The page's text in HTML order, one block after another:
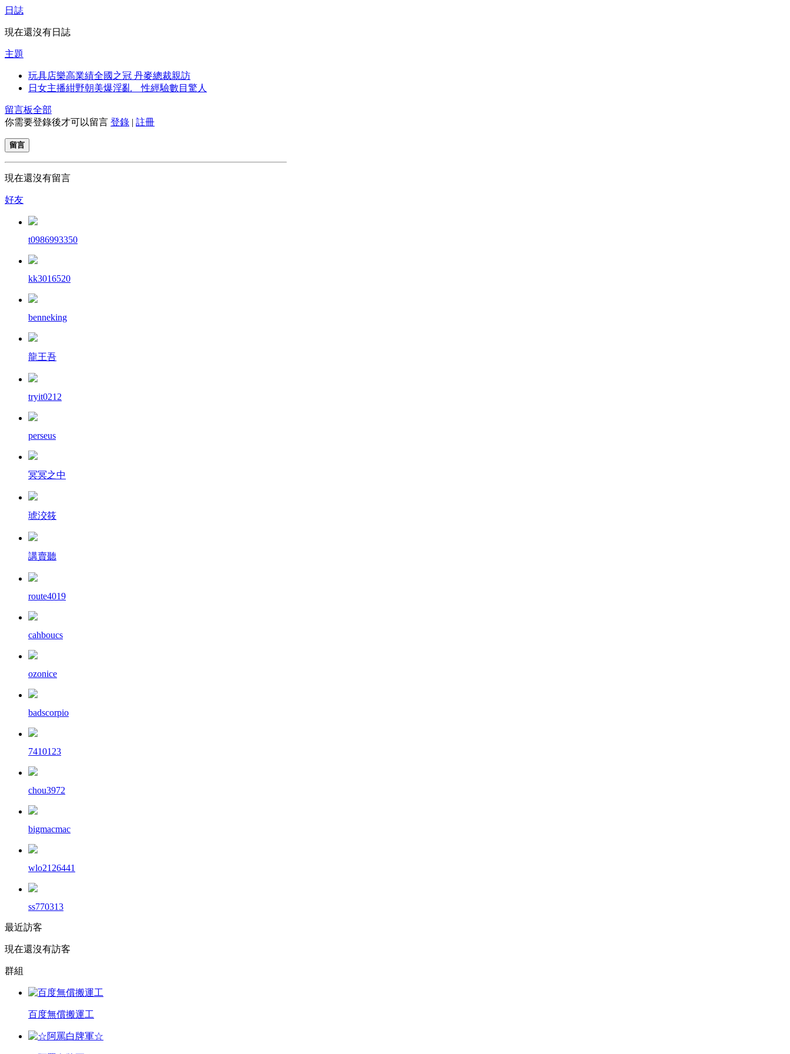
日誌
現在還沒有日誌
主題
玩具店樂高業績全國之冠 丹麥總裁親訪
日女主播紺野朝美爆淫亂 性經驗數目驚人
留言板全部
你需要登錄後才可以留言 登錄 | 註冊
留言
現在還沒有留言
好友
t0986993350
kk3016520
benneking
龍王吾
tryit0212
perseus
冥冥之中
琥洨筱
講賣聽
route4019
cahboucs
ozonice
badscorpio
7410123
chou3972
bigmacmac
wlo2126441
ss770313
最近訪客
現在還沒有訪客
群組
百度無償搬運工